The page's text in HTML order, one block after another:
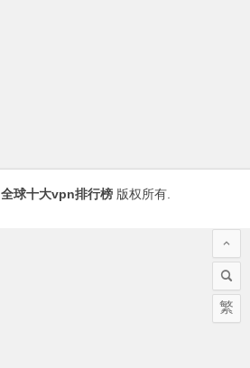
全球十大vpn排行榜版权所有.
繁